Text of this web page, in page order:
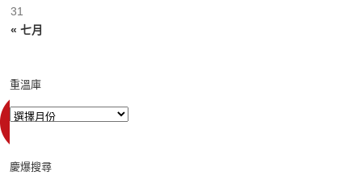
« 七月
31
重溫庫
慶爆搜尋